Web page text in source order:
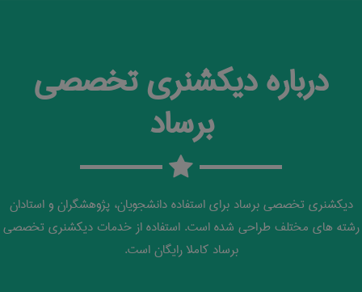
درباره دیکشنری تخصصی
برساد
دیکشنری تخصصی برساد برای استفاده دانشجویان، پژوهشگران و استادان
رشته های مختلف طراحی شده است. استفاده از خدمات دیکشنری تخصصی
برساد کاملا رایگان است.